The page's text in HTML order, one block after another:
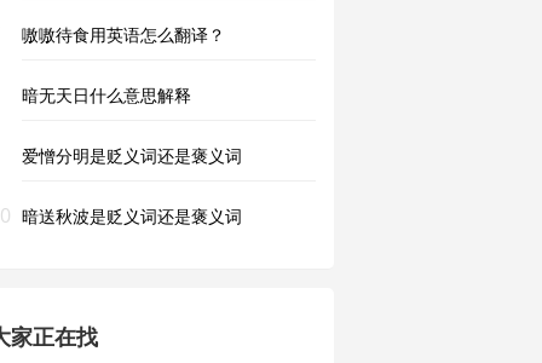
嗷嗷待食用英语怎么翻译？
暗无天日什么意思解释
爱憎分明是贬义词还是褒义词
暗送秋波是贬义词还是褒义词
家正在找